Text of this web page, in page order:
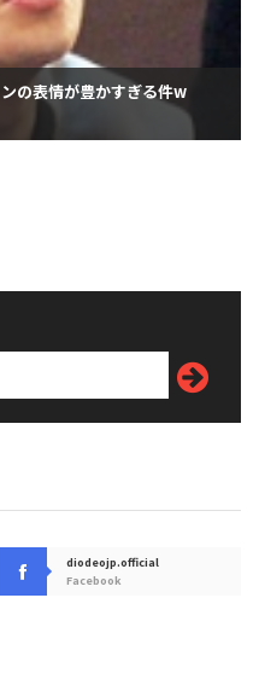
の表情が豊かすぎる件w
diodeojp.official
Facebook